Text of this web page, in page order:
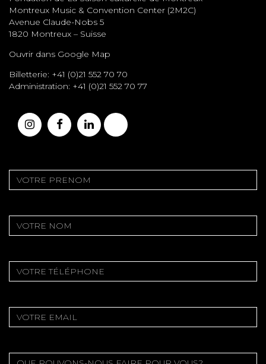
Montreux Music & Convention Center (2M2C)
Avenue Claude-Nobs 5
1820 Montreux – Suisse
Ouvrir dans Google Map
Billetterie: +41 (0)21 552 70 70
Administration: +41 (0)21 552 70 77